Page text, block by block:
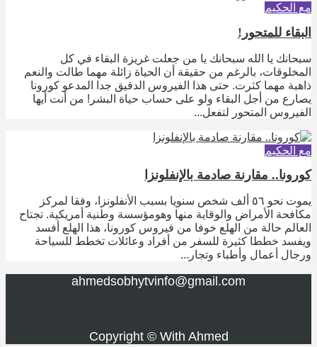
مع الحكيم
البقاء للمتحور!
سبحانك يا الله سبحانك يا من جعلت غريزة البقاء في كل
المخلوقات، بالرغم من حقيقة أن الحياة زائلة مهما طالت والنعم
ذاهبة مهما كثرت. حتى هذا الفيروس الدقيق جدا المدعو كورونا
يصارع من أجل البقاء ولو على حساب حياة البشر! من أنت أيها
الفيروس المتحور لتفعل...
مع الحكيم
كورونا.. مقارنة صادمة بالإنفلونزا
يموت نحو ٥٦ ألف شخص سنويا بسبب الأنفلونزا، وفقا لمركز
مكافحة الأمراض والوقاية منها وهومؤسسة وطنية أمريكية. تجتاح
العالم حالة من الهلع خوفا من فيروس كورونا، هذا الهلع أفسد
ويفسد خططا كثيرة للسفر من أفراد وعائلات تخطط للسياحة
ورجال أعمال وأطباء وتجار...
ahmedsobhytvinfo@gmail.com
Copyright © With Ahmed